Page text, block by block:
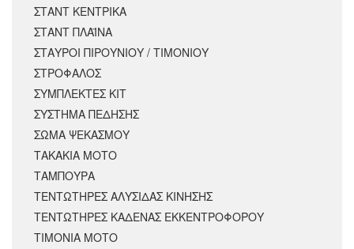
ΣΤΑΝΤ ΚΕΝΤΡΙΚΑ
ΣΤΑΝΤ ΠΛΑΪΝΑ
ΣΤΑΥΡΟΙ ΠΙΡΟΥΝΙΟΥ / ΤΙΜΟΝΙΟΥ
ΣΤΡΟΦΑΛΟΣ
ΣΥΜΠΛΕΚΤΕΣ ΚΙΤ
ΣΥΣΤΗΜΑ ΠΕΔΗΣΗΣ
ΣΩΜΑ ΨΕΚΑΣΜΟΥ
ΤΑΚΑΚΙΑ ΜΟΤΟ
ΤΑΜΠΟΥΡΑ
ΤΕΝΤΩΤΗΡΕΣ ΑΛΥΣΙΔΑΣ ΚΙΝΗΣΗΣ
ΤΕΝΤΩΤΗΡΕΣ ΚΑΔΕΝΑΣ ΕΚΚΕΝΤΡΟΦΟΡΟΥ
ΤΙΜΟΝΙΑ ΜΟΤΟ